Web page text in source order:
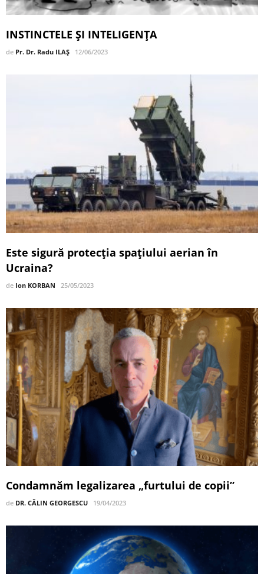
INSTINCTELE ȘI INTELIGENȚA
de Pr. Dr. Radu ILAȘ 12/06/2023
Este sigură protecția spațiului aerian în
Ucraina?
de Ion KORBAN 25/05/2023
Condamnăm legalizarea „furtului de copii”
de DR. CĂLIN GEORGESCU 19/04/2023